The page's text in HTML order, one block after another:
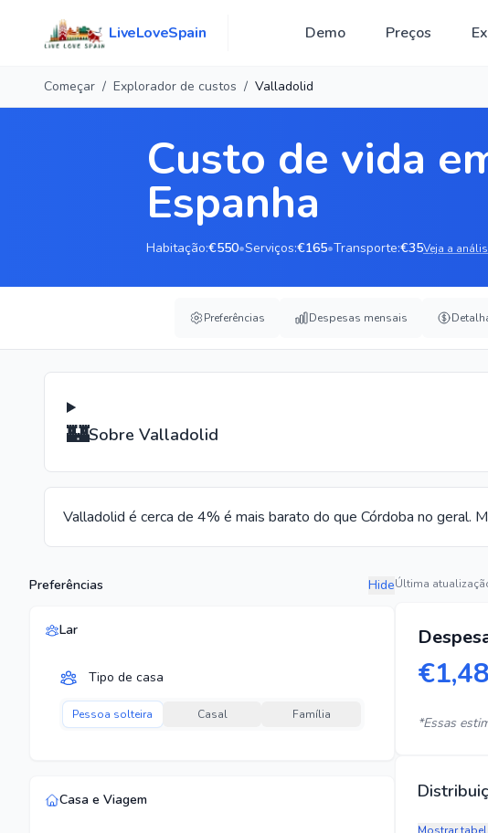
LiveLoveSpain Demo Preços
Começar / Explorador de custos / Valladolid
Custo de vida
Espanha
Habitação:€550•Serviços:€165•Transporte:€35Veja a
Preferências Despesas mensais
🏰Sobre Valladolid
Valladolid é cerca de 4% é mais barato do que Córdoba no geral.
Preferências Hide
Lar
Tipo de casa
Pessoa solteira Casal Família
Casa e Viagem
Última
*Essas